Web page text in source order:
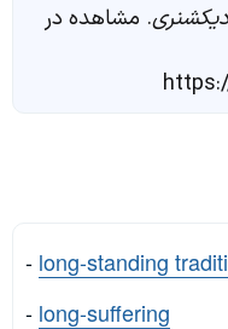
. مشاهده در
- long-standing
- long-suffering